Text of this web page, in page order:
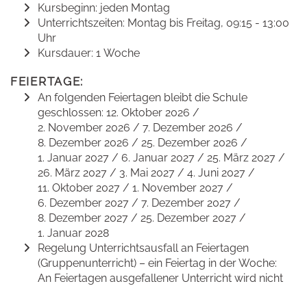
Kursbeginn: jeden Montag
Unterrichtszeiten: Montag bis Freitag, 09:15 - 13:00
Uhr
Kursdauer: 1 Woche
FEIERTAGE:
An folgenden Feiertagen bleibt die Schule
geschlossen: 12. Oktober 2026 /
2. November 2026 / 7. Dezember 2026 /
8. Dezember 2026 / 25. Dezember 2026 /
1. Januar 2027 / 6. Januar 2027 / 25. März 2027 /
26. März 2027 / 3. Mai 2027 / 4. Juni 2027 /
11. Oktober 2027 / 1. November 2027 /
6. Dezember 2027 / 7. Dezember 2027 /
8. Dezember 2027 / 25. Dezember 2027 /
1. Januar 2028
Regelung Unterrichtsausfall an Feiertagen
(Gruppenunterricht) – ein Feiertag in der Woche:
An Feiertagen ausgefallener Unterricht wird nicht